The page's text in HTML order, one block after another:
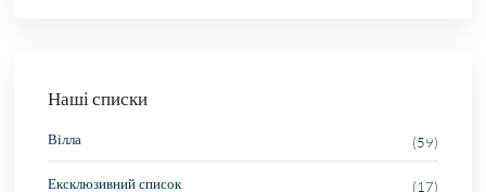
Наші списки
Вілла (59)
Ексклюзивний список (17)